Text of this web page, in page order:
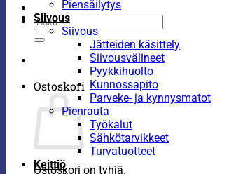
Etsi:
Ostoskori
Ostoskori on tyhjä.
Piensäilytys
Siivous
Siivous
Jätteiden käsittely
Siivousvälineet
Pyykkihuolto
Kunnossapito
Parveke- ja kynnysmatot
Pienrauta
Työkalut
Sähkötarvikkeet
Turvatuotteet
Keittiö